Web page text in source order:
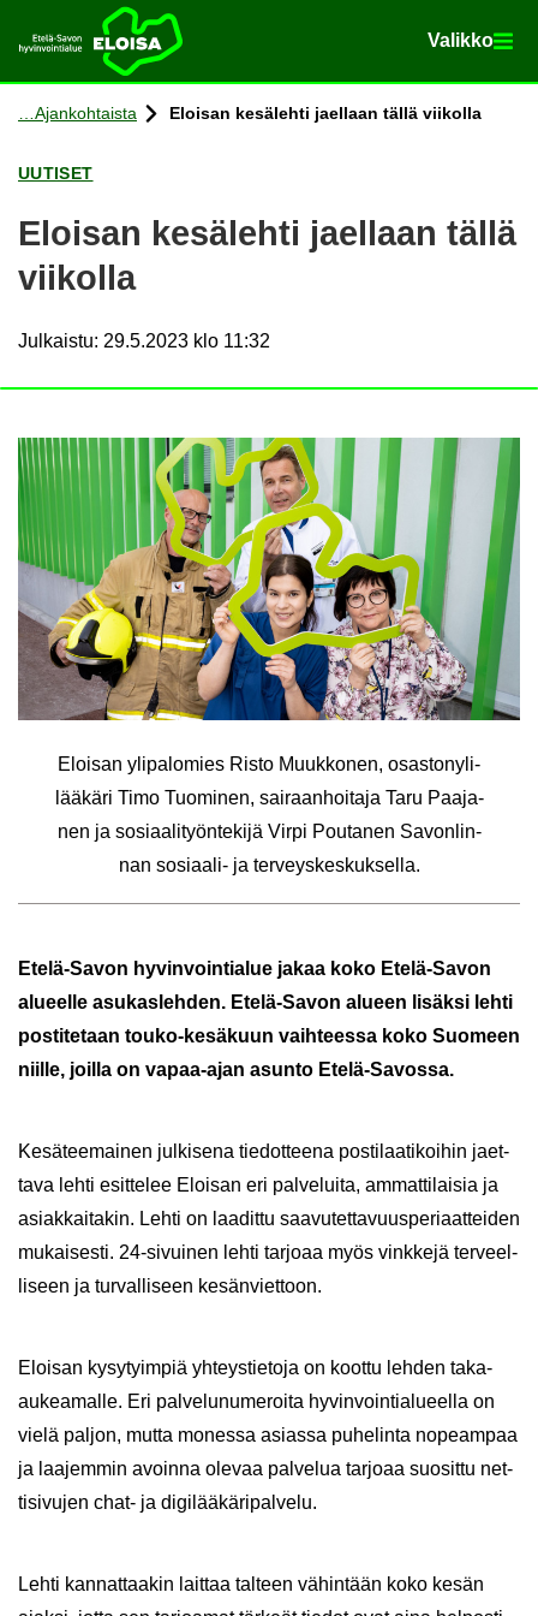
Etusi­vu Va­lik­ko
Va­lik­ko
Siir­ry si­säl­töön
Ajan­koh­tais­ta Eloi­san ke­sä­leh­ti jael­laan tällä vii­kol­la
UU­TI­SET
Eloi­san ke­sä­leh­ti jael­laan tällä
vii­kol­la
Julkaistu: 29.5.2023 klo 11:32
Eloi­san yli­pa­lo­mies Risto Muuk­ko­nen, osas­to­ny­li­
lää­kä­ri Timo Tuo­mi­nen, sai­raan­hoi­ta­ja Taru Paa­ja­
nen ja so­si­aa­li­työn­te­ki­jä Virpi Pou­ta­nen Sa­von­lin­
nan sosiaali-​ ja ter­veys­kes­kuk­sel­la.
Etelä-​Savon hy­vin­voin­tia­lue jakaa koko Etelä-​Savon
alu­eel­le asu­kas­leh­den. Etelä-​Savon alu­een li­säk­si lehti
pos­ti­te­taan touko-​kesäkuun vaih­tees­sa koko Suo­meen
niil­le, joil­la on vapaa-​ajan asun­to Etelä-​Savossa.
Ke­sä­tee­mai­nen jul­ki­se­na tie­dot­tee­na pos­ti­laa­ti­koi­hin jaet­
ta­va lehti esit­te­lee Eloi­san eri pal­ve­lui­ta, am­mat­ti­lai­sia ja
asiak­kai­ta­kin. Lehti on laa­dit­tu saa­vu­tet­ta­vuus­pe­ri­aat­tei­den
mu­kai­ses­ti. 24-​sivuinen lehti tar­jo­aa myös vink­ke­jä ter­veel­
li­seen ja tur­val­li­seen ke­sän­viet­toon.
Eloi­san ky­sy­tyim­piä yh­teys­tie­to­ja on koot­tu leh­den taka-​
aukeamalle. Eri pal­ve­lu­nu­me­roi­ta hy­vin­voin­tia­lu­eel­la on
vielä pal­jon, mutta mo­nes­sa asias­sa pu­he­lin­ta no­peam­paa
ja laa­jem­min avoin­na ole­vaa pal­ve­lua tar­jo­aa suo­sit­tu net­
ti­si­vu­jen chat- ja di­gi­lää­kä­ri­pal­ve­lu.
Lehti kan­nat­taa­kin lait­taa tal­teen vä­hin­tään koko kesän